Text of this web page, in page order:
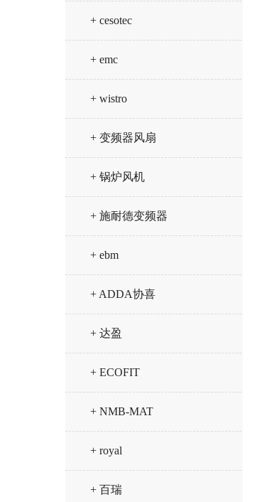
+ cesotec
+ emc
+ wistro
+ 变频器风扇
+ 锅炉风机
+ 施耐德变频器
+ ebm
+ ADDA协喜
+ 达盈
+ ECOFIT
+ NMB-MAT
+ royal
+ 百瑞